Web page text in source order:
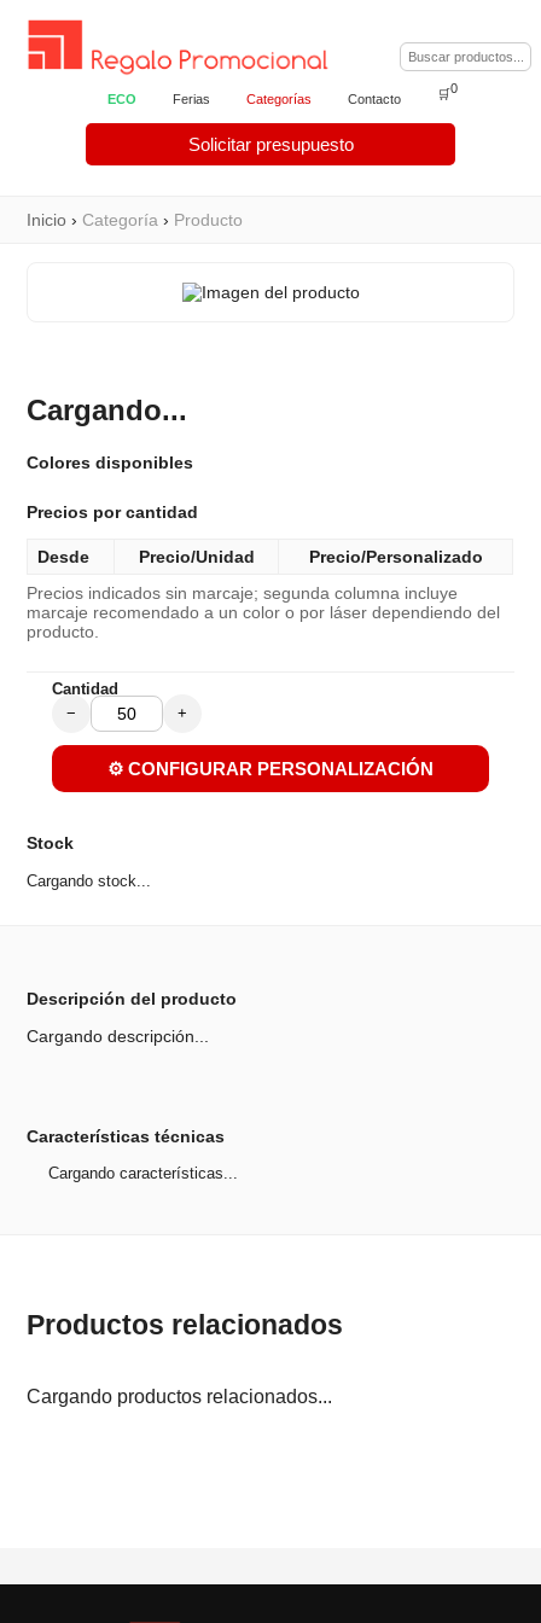
ECO Ferias Categorías Contacto
Solicitar presupuesto
🛒0
Inicio ›Categoría › Producto
Cargando...
Colores disponibles
Precios por cantidad
Desde Precio/Unidad Precio/Personalizado
Precios indicados sin marcaje; segunda columna incluye
marcaje recomendado a un color o por láser dependiendo del
producto.
Cantidad
− +
⚙️ CONFIGURAR PERSONALIZACIÓN
Stock
Cargando stock...
Descripción del producto
Cargando descripción...
Características técnicas
Cargando características...
Productos relacionados
Cargando productos relacionados...